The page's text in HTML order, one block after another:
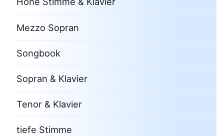
Mezzo Sopran
Songbook
Sopran & Klavier
Tenor & Klavier
tiefe Stimme